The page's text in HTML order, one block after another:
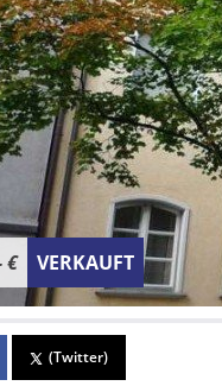
€ VERKAUFT
(Twitter)